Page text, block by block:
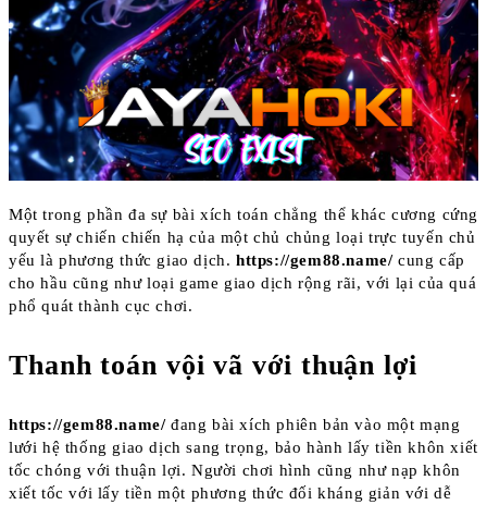
Một trong phần đa sự bài xích toán chẳng thể khác cương cứng
quyết sự chiến chiến hạ của một chủ chủng loại trực tuyến chủ
yếu là phương thức giao dịch.https://gem88.name/cung cấp
cho hầu cũng như loại game giao dịch rộng rãi, với lại của quá
phổ quát thành cục chơi.
Thanh toán vội vã với thuận lợi
https://gem88.name/đang bài xích phiên bản vào một mạng
lưới hệ thống giao dịch sang trọng, bảo hành lấy tiền khôn xiết
tốc chóng với thuận lợi. Người chơi hình cũng như nạp khôn
xiết tốc với lấy tiền một phương thức đối kháng giản với dễ